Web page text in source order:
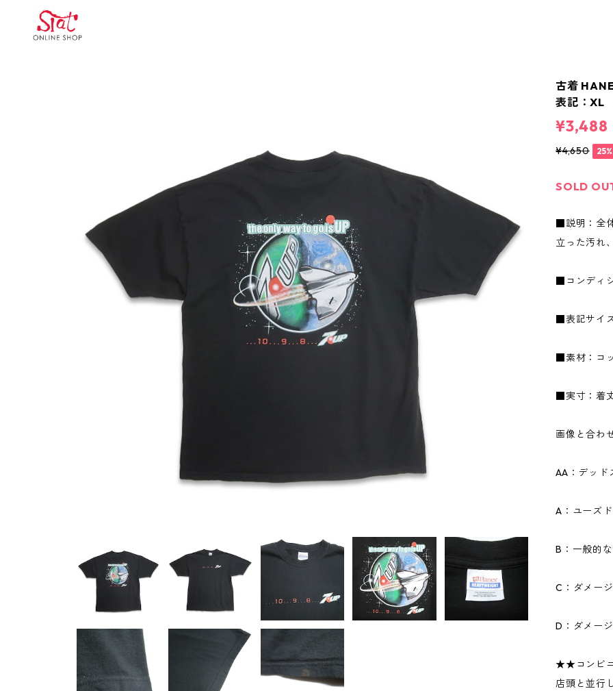
古着
表記：
¥3,488
¥4,650
SOLD
■説明：全
立った汚れ
■コンディ
■表記サイ
■素材：コ
■実寸：着
画像と合わ
AA：デッド
A：ユーズ
B：一般的
C：ダメー
D：ダメー
★★コンビ
店頭と並行